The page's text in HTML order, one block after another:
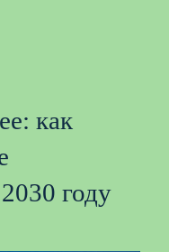
как
году